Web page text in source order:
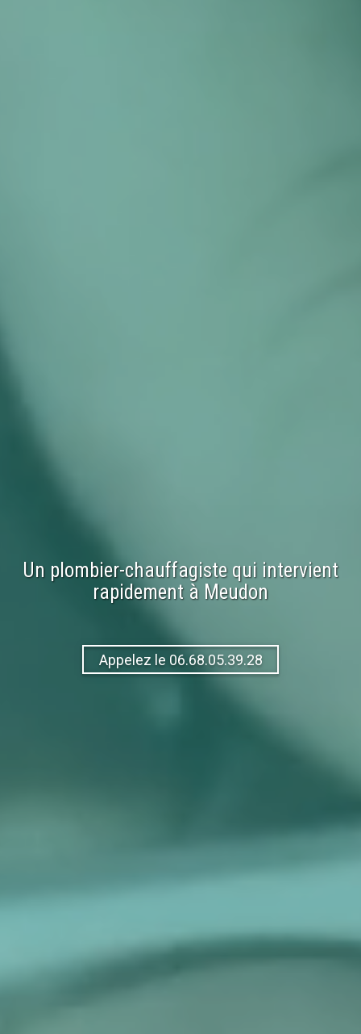
Un plombier-chauffagiste qui intervient
rapidement à Meudon
Appelez le 06.68.05.39.28